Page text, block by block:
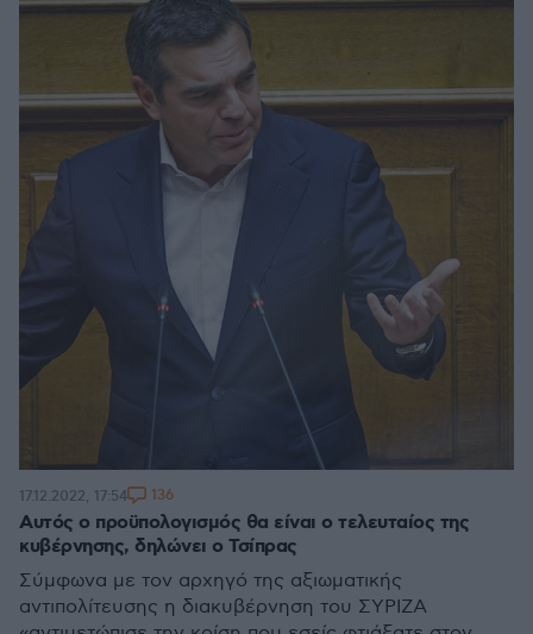
Αυτός ο προϋπολογισμός θα είναι ο τελευταίος της
κυβέρνησης, δηλώνει ο Τσίπρας
Σύμφωνα με τον αρχηγό της αξιωματικής
αντιπολίτευσης η διακυβέρνηση του ΣΥΡΙΖΑ
17.12.2022, 17:54 136